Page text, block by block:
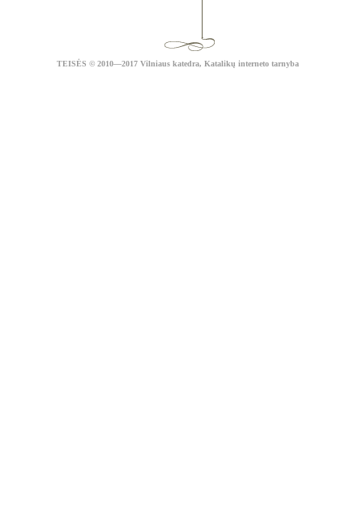
TEISĖS © 2010—2017 Vilniaus katedra, Katalikų interneto tarnyba